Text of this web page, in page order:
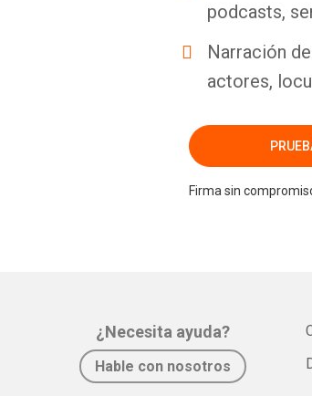
podcasts,
Narración
actores,
Firma sin
¿Necesita ayuda?
Hable con nosotros